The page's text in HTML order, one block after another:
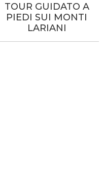
TOUR GUIDATO A
PIEDI SUI MONTI
LARIANI